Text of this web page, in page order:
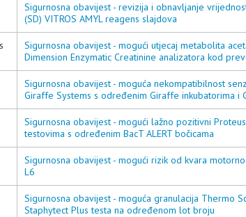
Sigurnosna obavijest - revizija i obnavljanje
(SD) VITROS AMYL reagens slajdova
Sigurnosna obavijest - mogući utjecaj metabolita
Dimension Enzymatic Creatinine analizatora kod
Sigurnosna obavijest - moguća nekompatibilnost
Giraffe Systems s određenim Giraffe inkubatorima i
Sigurnosna obavijest - mogući lažno pozitivni
testovima s određenim BacT ALERT bočicama
Sigurnosna obavijest - mogući rizik od kvara
L6
Sigurnosna obavijest - moguća granulacija Thermo
Staphytect Plus testa na određenom lot broju